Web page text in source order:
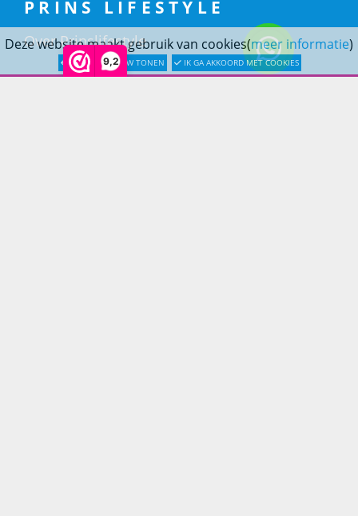
9,2
Deze website maakt gebruik van cookies(meer informatie)
LATER OPNIEUW TONEN IK GA AKKOORD MET COOKIES
PRINS LIFESTYLE
Over Prinslifestyle